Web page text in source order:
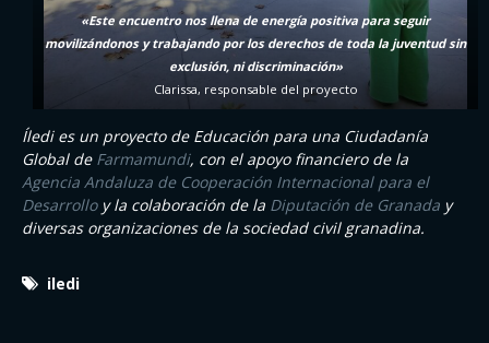
«Este encuentro nos llena de energía positiva para seguir
movilizándonos y trabajando por los derechos de toda la juventud sin
exclusión, ni discriminación»
Clarissa, responsable del proyecto
Íledi es un proyecto de Educación para una Ciudadanía
Global de Farmamundi, con el apoyo financiero de la
Agencia Andaluza de Cooperación Internacional para el
Desarrolloy la colaboración de la Diputación de Granada y
diversas organizaciones de la sociedad civil granadina.
iledi